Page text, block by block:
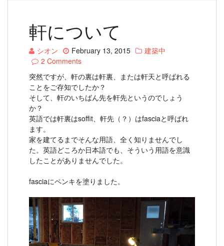
軒について
シオン February 13, 2015
建築中
2 Comments
突然ですが、軒の裏は軒裏、または軒天と呼ばれる
ことをご存知でしたか？
そして、軒のいちばん先を軒先というのでしょう
か？
英語では軒裏はsoffit、軒先（？）はfasciaと呼ばれ
ます。
家を建てるまでそんな用語、全く知りませんでし
た。英語どころか日本語でも、そういう用語を意識
したことがありませんでした。
fasciaにペンキを塗りました。